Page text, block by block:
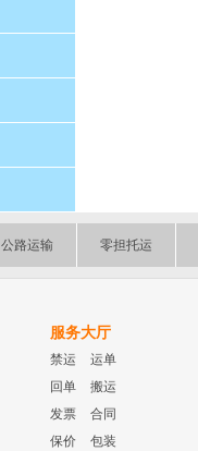
公路运输 零担托运
服务大厅
禁运
运单
回单
搬运
发票
合同
保价
包装